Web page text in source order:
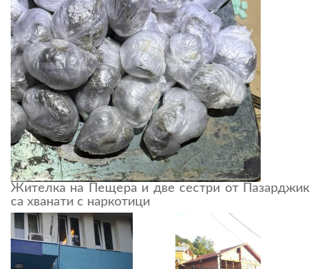
Жителка на Пещера и две сестри от Пазарджик
са хванати с наркотици